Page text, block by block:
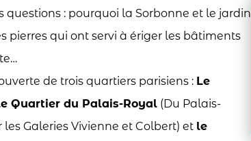
questions : pourquoi la Sorbonne et le jardin
pierres qui ont servi à ériger les bâtiments
de trois quartiers parisiens : Le
Quartier du Palais-Royal (Du Palais-
Galeries Vivienne et Colbert) et le